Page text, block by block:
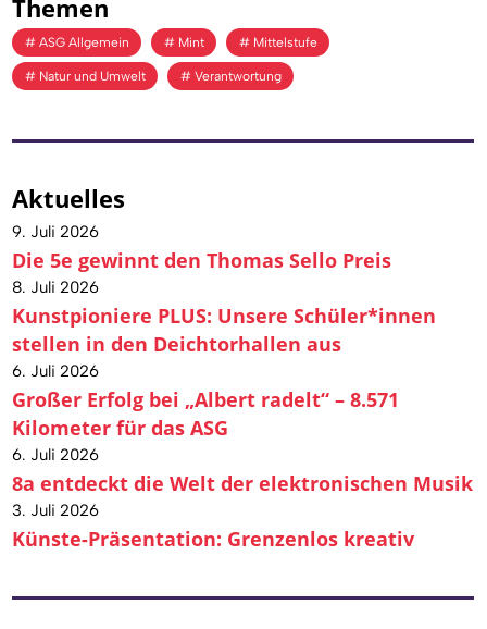
Themen
ASG Allgemein Mint Mittelstufe
Natur und Umwelt Verantwortung
Aktuelles
9. Juli 2026
Die 5e gewinnt den Thomas Sello Preis
8. Juli 2026
Kunstpioniere PLUS: Unsere Schüler*innen
stellen in den Deichtorhallen aus
6. Juli 2026
Großer Erfolg bei „Albert radelt“ – 8.571
Kilometer für das ASG
6. Juli 2026
8a entdeckt die Welt der elektronischen Musik
3. Juli 2026
Künste-Präsentation: Grenzenlos kreativ